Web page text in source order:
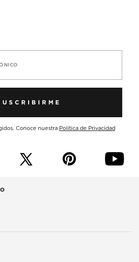
Conoce nuestra Política de Privacidad
p y